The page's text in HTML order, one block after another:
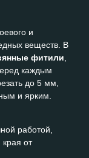
и
веществ. В
фитили,
каждым
до 5 мм,
и ярким.
работой,
края от